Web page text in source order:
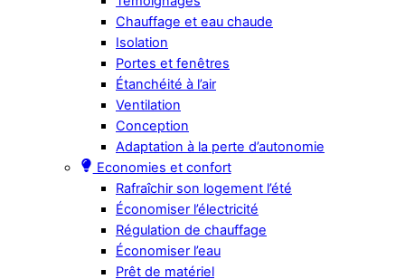
Chauffage et eau chaude
Isolation
Portes et fenêtres
Étanchéité à l’air
Ventilation
Conception
Adaptation à la perte d’autonomie
Economies et confort
Rafraîchir son logement l’été
Économiser l’électricité
Régulation de chauffage
Économiser l’eau
Prêt de matériel